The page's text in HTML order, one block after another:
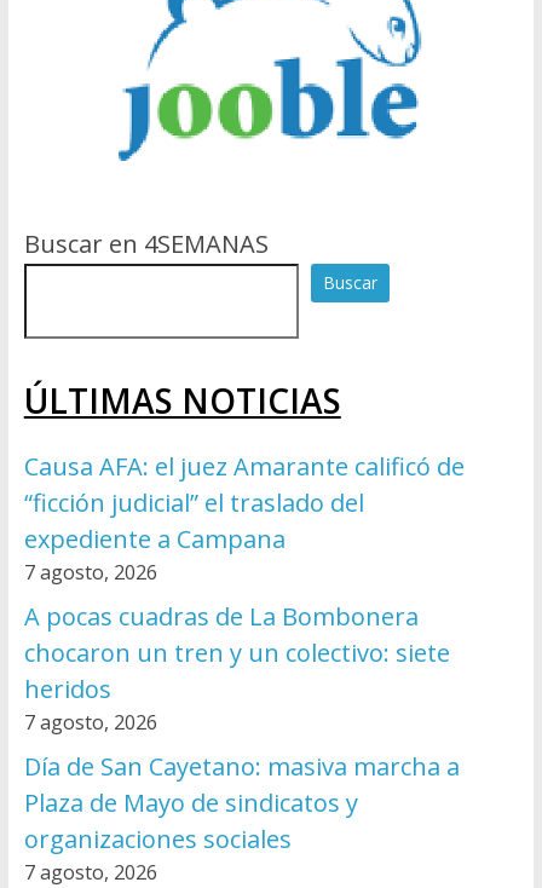
Buscar en 4SEMANAS
Buscar
ÚLTIMAS NOTICIAS
Causa AFA: el juez Amarante calificó de
“ficción judicial” el traslado del
expediente a Campana
7 agosto, 2026
A pocas cuadras de La Bombonera
chocaron un tren y un colectivo: siete
heridos
7 agosto, 2026
Día de San Cayetano: masiva marcha a
Plaza de Mayo de sindicatos y
organizaciones sociales
7 agosto, 2026